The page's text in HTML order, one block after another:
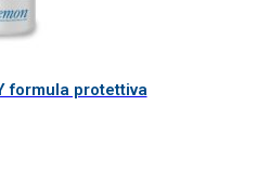
formula protettiva